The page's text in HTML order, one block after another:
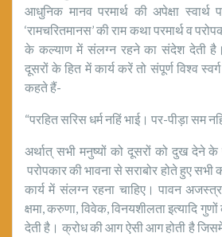
आधुनिक मानव परमार्थ की अपेक्षा स्वार्थ
‘रामचरितमानस’ की राम कथा परमार्थ व
के कल्याण में संलग्न रहने का संदेश देती है।
दूसरों के हित में कार्य करें तो संपूर्ण विश्व
कहते हैं-
“परहित सरिस धर्म नहिं भाई। पर-पीड़ा सम
अर्थात् सभी मनुष्यों को दूसरों को दुख देने
परोपकार की भावना से सराबोर होते हुए
कार्य में संलग्न रहना चाहिए। पावन
क्षमा, करुणा, विवेक, विनयशीलता इत्यादि
देती है। क्रोध की आग ऐसी आग होती है